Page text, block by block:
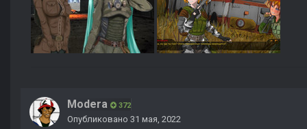
Modera 372
Опубликовано 31 мая, 2022